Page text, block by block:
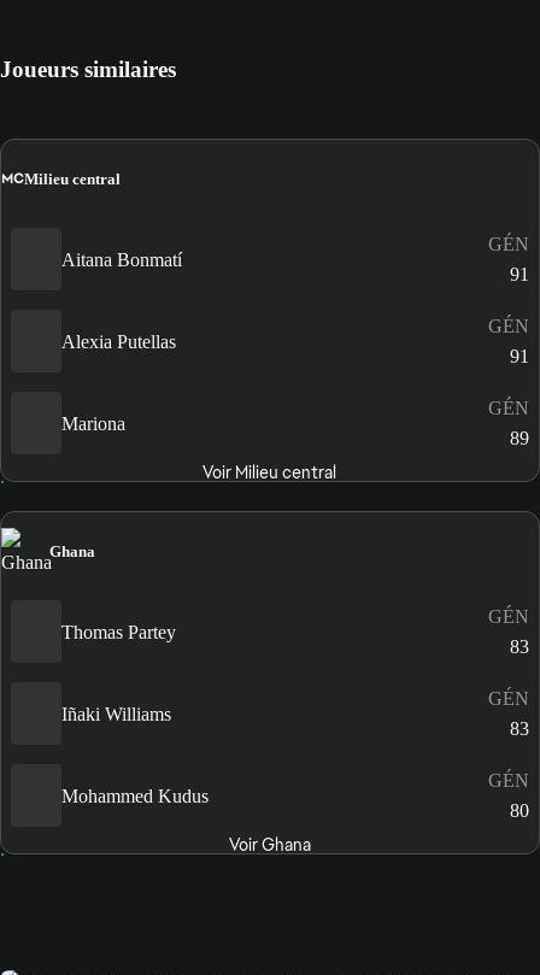
Joueurs similaires
MCMilieu central
Aitana Bonmatí
GÉN
91
Alexia Putellas
GÉN
91
Mariona
GÉN
89
Voir Milieu central
Ghana
Thomas Partey
GÉN
83
Iñaki Williams
GÉN
83
Mohammed Kudus
GÉN
80
Voir Ghana